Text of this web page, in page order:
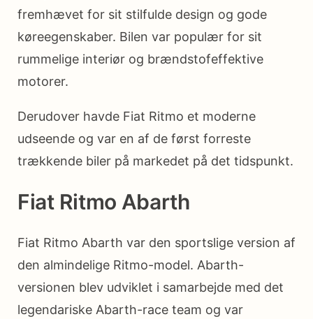
fremhævet for sit stilfulde design og gode
køreegenskaber. Bilen var populær for sit
rummelige interiør og brændstofeffektive
motorer.
Derudover havde Fiat Ritmo et moderne
udseende og var en af ​​de først forreste
trækkende biler på markedet på det tidspunkt.
Fiat Ritmo Abarth
Fiat Ritmo Abarth var den sportslige version af
den almindelige Ritmo-model. Abarth-
versionen blev udviklet i samarbejde med det
legendariske Abarth-race team og var